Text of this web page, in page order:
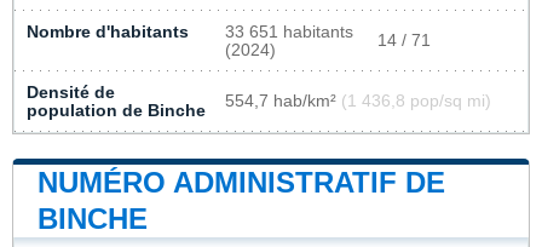
Nombre d'habitants
33 651 habitants
(2024)
14 / 71
Densité de
population de Binche
554,7 hab/km² (1 436,8 pop/sq mi)
NUMÉRO ADMINISTRATIF DE
BINCHE